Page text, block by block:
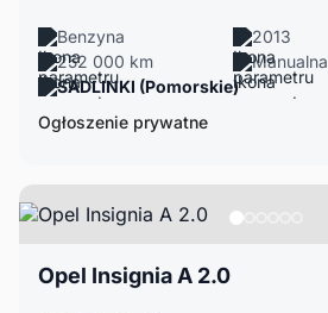
Benzyna
2013
252 000 km
Manualna
SADLINKI (Pomorskie)
Ogłoszenie prywatne
Opel Insignia A 2.0